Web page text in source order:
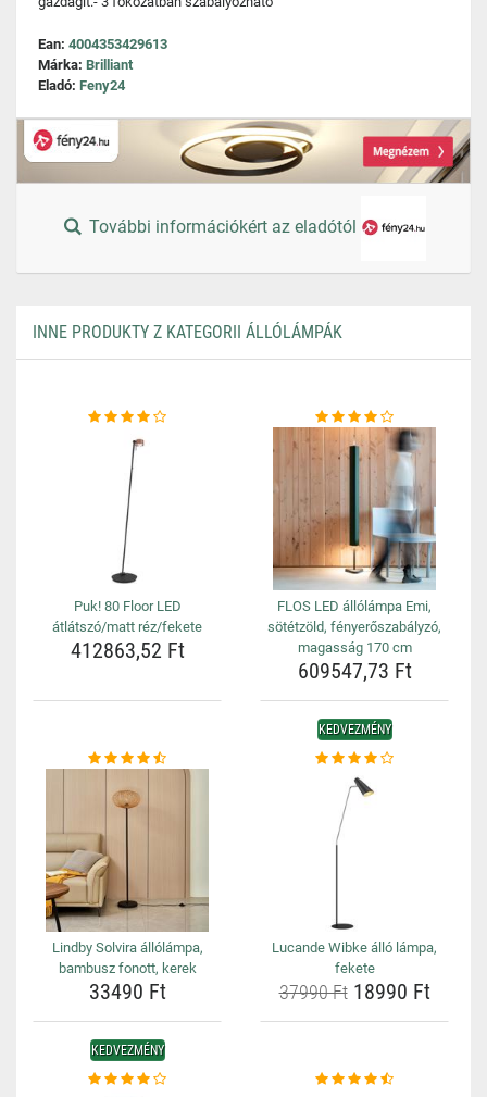
Ean: 4004353429613
Márka: Brilliant
Eladó: Feny24
További információkért az eladótól
INNE PRODUKTY Z KATEGORII ÁLLÓLÁMPÁK
Puk! 80 Floor LED
átlátszó/matt réz/fekete
412863,52 Ft
FLOS LED állólámpa Emi,
sötétzöld, fényerőszabályzó,
magasság 170 cm
609547,73 Ft
Lindby Solvira állólámpa,
bambusz fonott, kerek
33490 Ft
KEDVEZMÉNY
Lucande Wibke álló lámpa,
fekete
37990 Ft18990 Ft
KEDVEZMÉNY